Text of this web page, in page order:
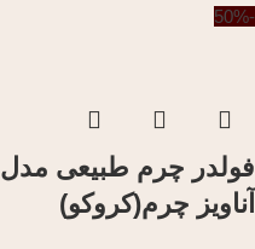
-50%
فولدر چرم طبیعی مدل
آناویز چرم(کروکو)